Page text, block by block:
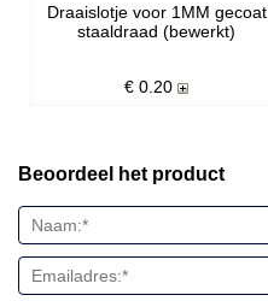
Draaislotje voor 1MM gecoat
staaldraad (bewerkt)
€ 0.20
Beoordeel het product